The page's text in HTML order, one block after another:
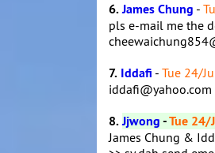
6.James Chung -
pls e-mail me the
7. Iddafi - Tue 24/
iddafi@yahoo.com
8.Jjwong-Tue 24/
James Chung &